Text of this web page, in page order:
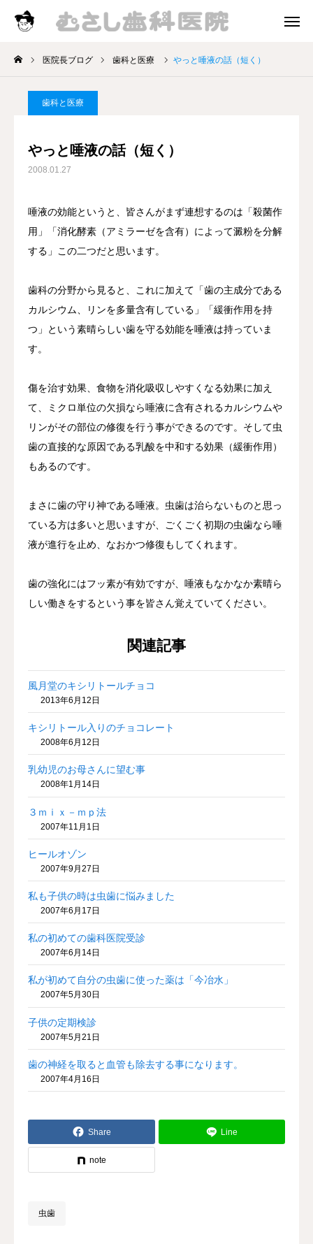
医院長ブログ 歯科と医療 やっと唾液の話（短く）
歯科と医療
やっと唾液の話（短く）
2008.01.27
唾液の効能というと、皆さんがまず連想するのは「殺菌作
用」「消化酵素（アミラーゼを含有）によって澱粉を分解
する」この二つだと思います。
歯科の分野から見ると、これに加えて「歯の主成分である
カルシウム、リンを多量含有している」「緩衝作用を持
つ」という素晴らしい歯を守る効能を唾液は持っていま
す。
傷を治す効果、食物を消化吸収しやすくなる効果に加え
て、ミクロ単位の欠損なら唾液に含有されるカルシウムや
リンがその部位の修復を行う事ができるのです。そして虫
歯の直接的な原因である乳酸を中和する効果（緩衝作用）
もあるのです。
まさに歯の守り神である唾液。虫歯は治らないものと思っ
ている方は多いと思いますが、ごくごく初期の虫歯なら唾
液が進行を止め、なおかつ修復もしてくれます。
歯の強化にはフッ素が有効ですが、唾液もなかなか素晴ら
しい働きをするという事を皆さん覚えていてください。
関連記事
風月堂のキシリトールチョコ
2013年6月12日
キシリトール入りのチョコレート
2008年6月12日
乳幼児のお母さんに望む事
2008年1月14日
３ｍｉｘ－ｍｐ法
2007年11月1日
ヒールオゾン
2007年9月27日
私も子供の時は虫歯に悩みました
2007年6月17日
私の初めての歯科医院受診
2007年6月14日
私が初めて自分の虫歯に使った薬は「今冶水」
2007年5月30日
子供の定期検診
2007年5月21日
歯の神経を取ると血管も除去する事になります。
2007年4月16日
Share Line
note
虫歯
診療時間 アクセス
院長挨拶
お知らせ